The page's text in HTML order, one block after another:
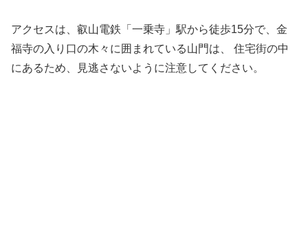
アクセスは、叡山電鉄「一乗寺」駅から徒歩15分で、金
福寺の入り口の木々に囲まれている山門は、 住宅街の中
にあるため、見逃さないように注意してください。